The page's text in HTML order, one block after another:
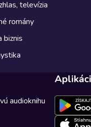
televízia
romány
biznis
audioknihu